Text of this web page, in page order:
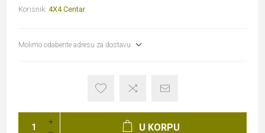
Korisnik: 4X4 Centar
Molimo odaberite adresu za dostavu
U KORPU